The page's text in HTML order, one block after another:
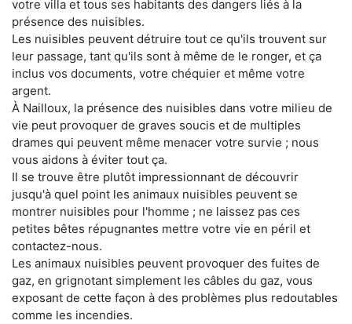
votre villa et tous ses habitants des dangers liés à la
présence des nuisibles.
Les nuisibles peuvent détruire tout ce qu'ils trouvent sur
leur passage, tant qu'ils sont à même de le ronger, et ça
inclus vos documents, votre chéquier et même votre
argent.
À Nailloux, la présence des nuisibles dans votre milieu de
vie peut provoquer de graves soucis et de multiples
drames qui peuvent même menacer votre survie ; nous
vous aidons à éviter tout ça.
Il se trouve être plutôt impressionnant de découvrir
jusqu'à quel point les animaux nuisibles peuvent se
montrer nuisibles pour l'homme ; ne laissez pas ces
petites bêtes répugnantes mettre votre vie en péril et
contactez-nous.
Les animaux nuisibles peuvent provoquer des fuites de
gaz, en grignotant simplement les câbles du gaz, vous
exposant de cette façon à des problèmes plus redoutables
comme les incendies.